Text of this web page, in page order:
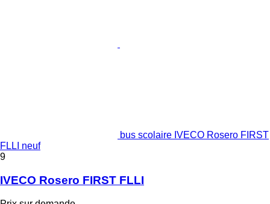
bus scolaire IVECO Rosero FIRST
FLLI neuf
9
IVECO Rosero FIRST FLLI